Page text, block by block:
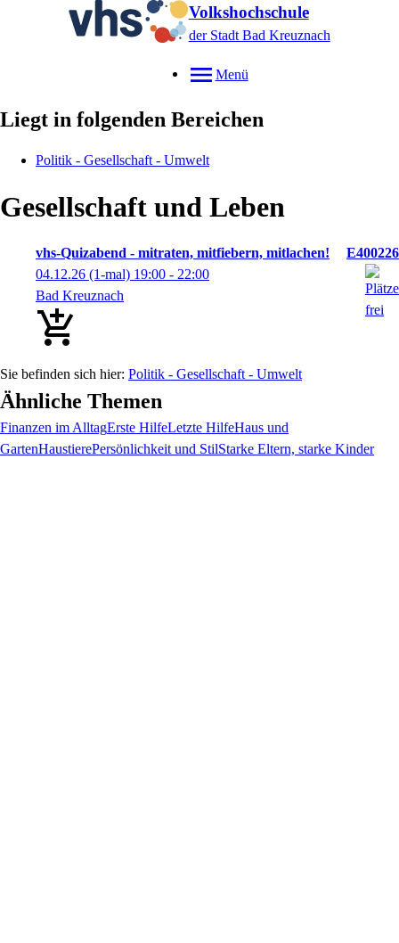
Volkshochschule
der Stadt Bad Kreuznach
Menü
Liegt in folgenden Bereichen
Politik - Gesellschaft - Umwelt
Gesellschaft und Leben
vhs-Quizabend - mitraten, mitfiebern, mitlachen!
E400226
04.12.26 (1-mal) 19:00 - 22:00
Bad Kreuznach
Politik - Gesellschaft - Umwelt
Ähnliche Themen
Finanzen im AlltagErste HilfeLetzte HilfeHaus und
GartenHaustierePersönlichkeit und StilStarke Eltern, starke Kinder